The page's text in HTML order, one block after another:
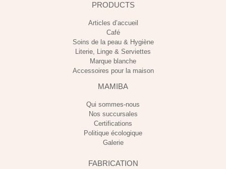
PRODUCTS
Articles d’accueil
Café
Soins de la peau & Hygiène
Literie, Linge & Serviettes
Marque blanche
Accessoires pour la maison
MAMIBA
Qui sommes-nous
Nos succursales
Certifications
Politique écologique
Galerie
FABRICATION